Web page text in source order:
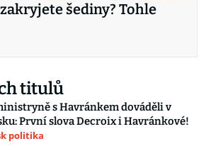
šediny? Tohle
titulů
s Havránkem dováděli v
První slova Decroix i Havránkové!
politika